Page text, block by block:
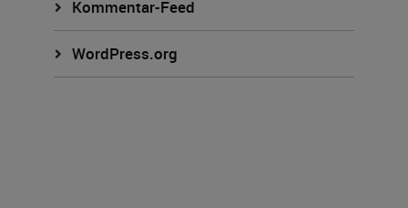
Kommentar-Feed
WordPress.org